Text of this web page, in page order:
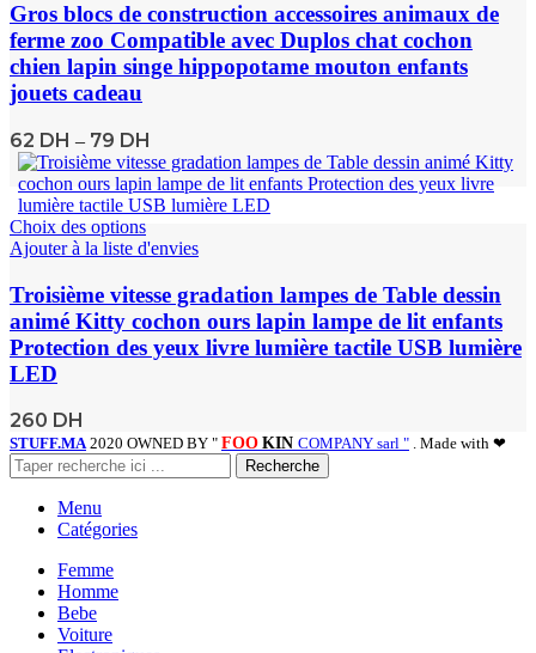
Gros blocs de construction accessoires animaux de
ferme zoo Compatible avec Duplos chat cochon
chien lapin singe hippopotame mouton enfants
jouets cadeau
62 DH – 79 DH
Choix des options
Ajouter à la liste d'envies
Troisième vitesse gradation lampes de Table dessin
animé Kitty cochon ours lapin lampe de lit enfants
Protection des yeux livre lumière tactile USB lumière
LED
260 DH
STUFF.MA 2020 OWNED BY " FOO KIN COMPANY sarl " . Made with ❤
Recherche
Menu
Catégories
Femme
Homme
Bebe
Voiture